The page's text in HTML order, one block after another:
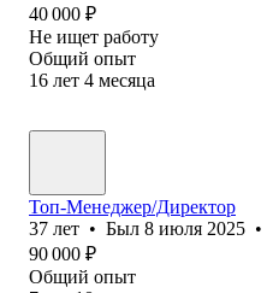
40 000 ₽
Не ищет работу
Общий опыт
16 лет 4 месяца
Топ-Менеджер/Директор
37 лет • Был 8 июля 2025 •
90 000 ₽
Общий опыт